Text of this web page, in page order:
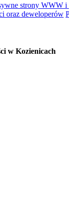
strony WWW
oraz deweloperów
w Kozienicach